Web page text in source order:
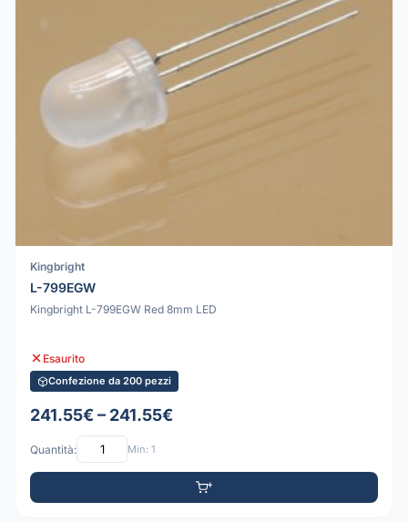
Kingbright
L-799EGW
Kingbright L-799EGW Red 8mm LED
Esaurito
Confezione da 200 pezzi
241.55€ – 241.55€
Quantità: Min: 1